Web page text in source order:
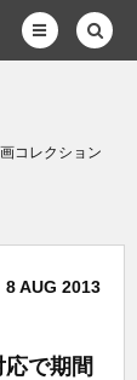
コレクション
8AUG 2013
で期間